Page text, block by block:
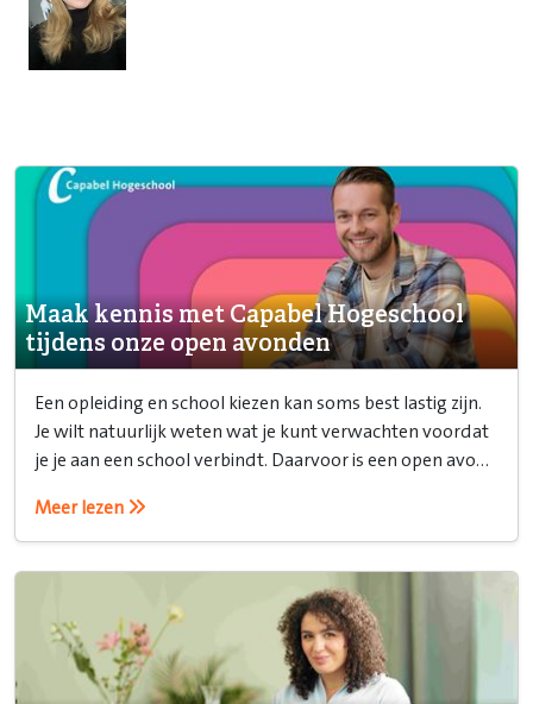
Maak kennis met Capabel Hogeschool
tijdens onze open avonden
Een opleiding en school kiezen kan soms best lastig zijn.
Je wilt natuurlijk weten wat je kunt verwachten voordat
je je aan een school verbindt. Daarvoor is een open avond
Meer lezen